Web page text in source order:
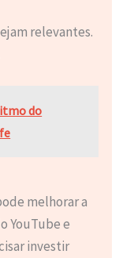
relevantes.
do
melhorar a
YouTube e
investir